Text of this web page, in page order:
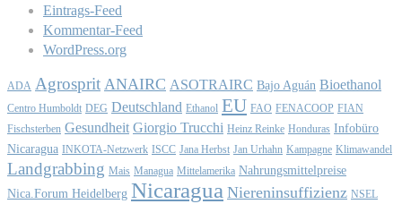
Eintrags-Feed
Kommentar-Feed
WordPress.org
ADA Agrosprit ANAIRC ASOTRAIRC Bajo Aguán Bioethanol
Centro Humboldt DEG Deutschland Ethanol EU FAO FENACOOP FIAN
Fischsterben Gesundheit Giorgio Trucchi Heinz Reinke Honduras Infobüro
Nicaragua INKOTA-Netzwerk ISCC Jana Herbst Jan Urhahn Kampagne Klimawandel
Landgrabbing Mais Managua Mittelamerika Nahrungsmittelpreise
Nica.Forum Heidelberg Nicaragua Niereninsuffizienz NSEL